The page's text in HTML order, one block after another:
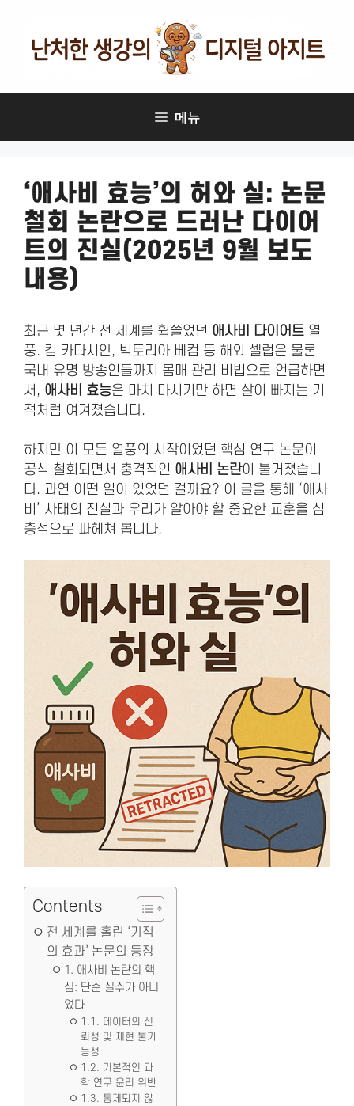
메뉴
‘애사비 효능’의 허와 실: 논문
철회 논란으로 드러난 다이어
트의 진실(2025년 9월 보도
내용)
최근 몇 년간 전 세계를 휩쓸었던 애사비 다이어트 열
풍. 킴 카다시안, 빅토리아 베컴 등 해외 셀럽은 물론
국내 유명 방송인들까지 몸매 관리 비법으로 언급하면
서, 애사비 효능은 마치 마시기만 하면 살이 빠지는 기
적처럼 여겨졌습니다.
하지만 이 모든 열풍의 시작이었던 핵심 연구 논문이
공식 철회되면서 충격적인 애사비 논란이 불거졌습니
다. 과연 어떤 일이 있었던 걸까요? 이 글을 통해 ‘애사
비’ 사태의 진실과 우리가 알아야 할 중요한 교훈을 심
층적으로 파헤쳐 봅니다.
Contents
전 세계를 홀린 ‘기적
의 효과’ 논문의 등장
1. 애사비 논란의 핵
심: 단순 실수가 아니
었다
1.1. 데이터의 신
뢰성 및 재현 불가
능성
1.2. 기본적인 과
학 연구 윤리 위반
1.3. 통제되지 않